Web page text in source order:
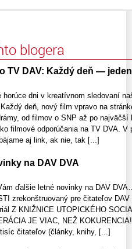
blogera
TV DAV: Každý deň —
horúce dni v kreatívnom sledovaní
deň, nový film vpravo na
od filmov o SNP až po
filmové odporúčania na TV DVA.
aj link, ak nie, tak [...]
na DAV DVA
ďalšie letné novinky na DAV
zrekonštruovaný pre čitateľov
Z KNIŽNICE UTOPICKÉHO
JE VIAC, NEŽ
čitateľov (články, knihy, [...]